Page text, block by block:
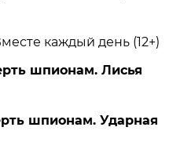
каждый день (12+)
шпионам. Лисья
шпионам. Ударная